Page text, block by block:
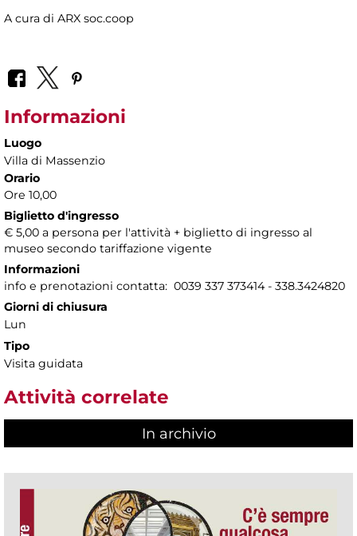
A cura di ARX soc.coop
Informazioni
Luogo
Villa di Massenzio
Orario
Ore 10,00
Biglietto d'ingresso
€ 5,00 a persona per l'attività + biglietto di ingresso al
museo secondo tariffazione vigente
Informazioni
info e prenotazioni contatta: 0039 337 373414 - 338.3424820
Giorni di chiusura
Lun
Tipo
Visita guidata
Attività correlate
In archivio